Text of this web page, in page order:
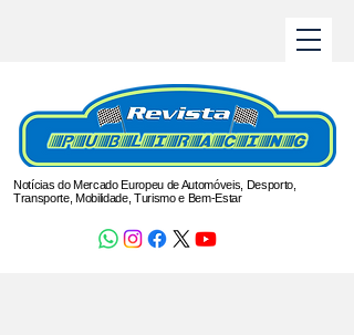
Notícias do Mercado Europeu de Automóveis, Desporto,
Transporte, Mobilidade, Turismo e Bem-Estar